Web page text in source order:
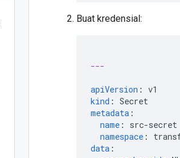
Buat kredensial:
---
apiVersion : v1
kind : Secret
metadata :
name :
src-secret
namespace :
data :